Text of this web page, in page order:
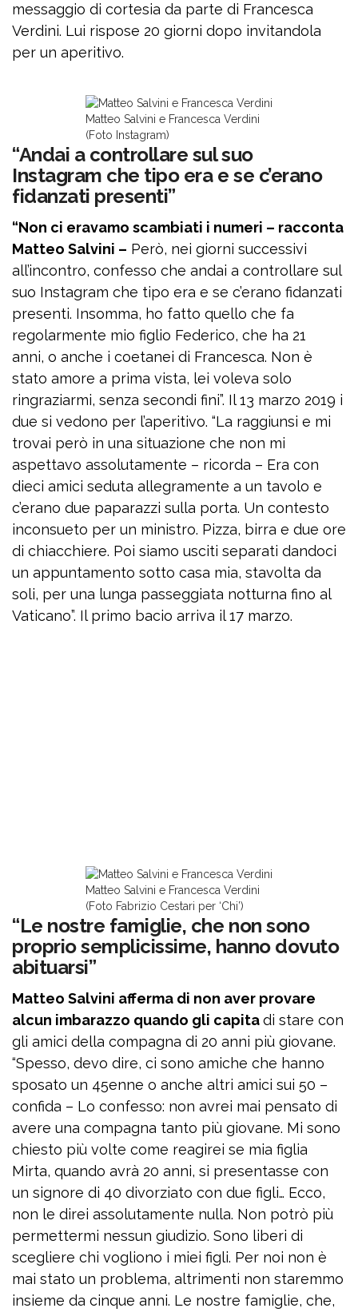
messaggio di cortesia da parte di Francesca
Verdini. Lui rispose 20 giorni dopo invitandola
per un aperitivo.
Matteo Salvini e Francesca Verdini
(Foto Instagram)
“Andai a controllare sul suo
Instagram che tipo era e se c’erano
fidanzati presenti”
“Non ci eravamo scambiati i numeri – racconta
Matteo Salvini – Però, nei giorni successivi
all’incontro, confesso che andai a controllare sul
suo Instagram che tipo era e se c’erano fidanzati
presenti. Insomma, ho fatto quello che fa
regolarmente mio figlio Federico, che ha 21
anni, o anche i coetanei di Francesca. Non è
stato amore a prima vista, lei voleva solo
ringraziarmi, senza secondi fini”. Il 13 marzo 2019 i
due si vedono per l’aperitivo. “La raggiunsi e mi
trovai però in una situazione che non mi
aspettavo assolutamente – ricorda – Era con
dieci amici seduta allegramente a un tavolo e
c’erano due paparazzi sulla porta. Un contesto
inconsueto per un ministro. Pizza, birra e due ore
di chiacchiere. Poi siamo usciti separati dandoci
un appuntamento sotto casa mia, stavolta da
soli, per una lunga passeggiata notturna fino al
Vaticano”. Il primo bacio arriva il 17 marzo.
Matteo Salvini e Francesca Verdini
(Foto Fabrizio Cestari per ‘Chi’)
“Le nostre famiglie, che non sono
proprio semplicissime, hanno dovuto
abituarsi”
Matteo Salvini afferma di non aver provare
alcun imbarazzo quando gli capitadi stare con
gli amici della compagna di 20 anni più giovane.
“Spesso, devo dire, ci sono amiche che hanno
sposato un 45enne o anche altri amici sui 50 –
confida – Lo confesso: non avrei mai pensato di
avere una compagna tanto più giovane. Mi sono
chiesto più volte come reagirei se mia figlia
Mirta, quando avrà 20 anni, si presentasse con
un signore di 40 divorziato con due figli… Ecco,
non le direi assolutamente nulla. Non potrò più
permettermi nessun giudizio. Sono liberi di
scegliere chi vogliono i miei figli. Per noi non è
mai stato un problema, altrimenti non staremmo
insieme da cinque anni. Le nostre famiglie, che,